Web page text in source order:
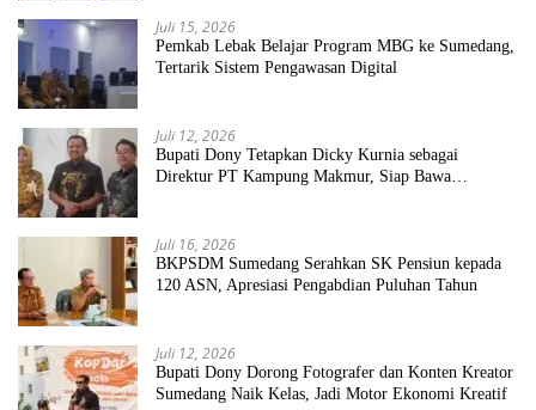
Juli 15, 2026
Pemkab Lebak Belajar Program MBG ke Sumedang,
Tertarik Sistem Pengawasan Digital
Juli 12, 2026
Bupati Dony Tetapkan Dicky Kurnia sebagai
Direktur PT Kampung Makmur, Siap Bawa
Juli 16, 2026
BKPSDM Sumedang Serahkan SK Pensiun kepada
120 ASN, Apresiasi Pengabdian Puluhan Tahun
Juli 12, 2026
Bupati Dony Dorong Fotografer dan Konten Kreator
Sumedang Naik Kelas, Jadi Motor Ekonomi Kreatif